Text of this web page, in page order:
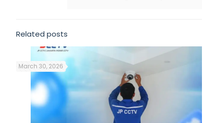
Related posts
March 30, 2026